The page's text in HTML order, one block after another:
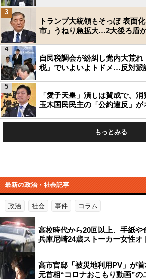
トランプ大統領もそっぽ 表面
市」うねり急拡大…2大後ろ盾
3
自民税調会が紛糾し党内大荒
税」でいよいよトドメ…反対派
4
「愛子天皇」潰しは賛成で、
玉木国民民主の「公約違反」が
5
もっとみる
最新の政治・社会記事
政治 社会 事件 コラム
高校時代から20回以上、手紙
兵庫尼崎24歳ストーカー女性オ
高市官邸「被災地利用PV」が
元首相“コロナおこもり動画”の